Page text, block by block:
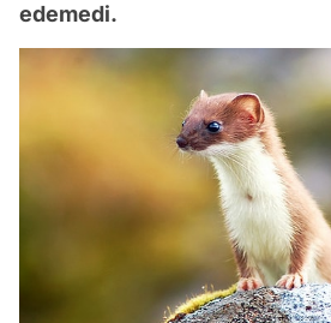
edemedi.